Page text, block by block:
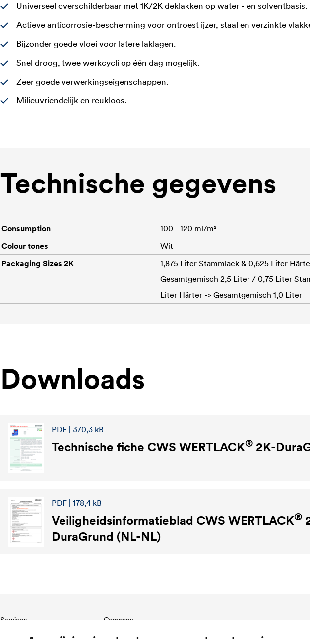
Universeel overschilderbaar met 1K/2K deklakken op water - en solventbasis.
Actieve anticorrosie-bescherming voor ontroest ijzer, staal en verzinkte
Bijzonder goede vloei voor latere laklagen.
Snel droog, twee werkcycli op één dag mogelijk.
Zeer goede verwerkingseigenschappen.
Milieuvriendelijk en reukloos.
Technische gegevens
Consumption
100 - 120 ml/m²
Colour tones
Wit
Packaging Sizes 2K
1,875 Liter Stammlack & 0,625 Liter
Gesamtgemisch 2,5 Liter / 0,75 Liter
Liter Härter -> Gesamtgemisch 1,0 Liter
Downloads
PDF | 370,3 kB
Technische fiche CWS WERTLACK® 2K-
PDF | 178,4 kB
Veiligheidsinformatieblad CWS WERTLACK®
DuraGrund (NL-NL)
Services Company
Structure